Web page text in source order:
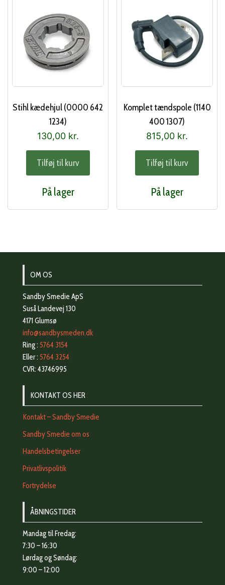
Stihl kædehjul (0000 642
1234)
130,00 kr.
Tilføj til kurv
På lager
Komplet tændspole (1140
400 1307)
815,00 kr.
Tilføj til kurv
På lager
OM OS
Sandby Smedie ApS
Suså Landevej 130
4171 Glumsø
info@sandbysmeden.dk
Ring : 5764 3154
Eller : 5764 3254
CVR: 43746995
KONTAKT OS HER
Kontakt – Sandby Smedie
Sandby Smedie om os
Handelsbetingelser
Privatlivspolitik
Fortrydelse
ÅBNINGSTIDER
Mandag til Fredag:
7:30 – 16:30
Lørdag og Søndag:
9:00 – 12:00